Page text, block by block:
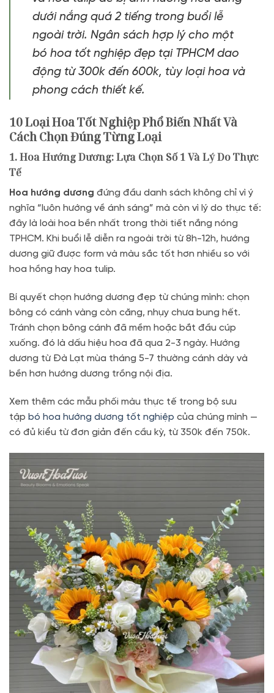
dưới nắng quá 2 tiếng trong buổi lễ
ngoài trời. Ngân sách hợp lý cho một
bó hoa tốt nghiệp đẹp tại TPHCM dao
động từ 300k đến 600k, tùy loại hoa và
phong cách thiết kế.
10 Loại Hoa Tốt Nghiệp Phổ Biến Nhất Và
Cách Chọn Đúng Từng Loại
1. Hoa Hướng Dương: Lựa Chọn Số 1 Và Lý Do Thực
Tế
Hoa hướng dương đứng đầu danh sách không chỉ vì ý
nghĩa “luôn hướng về ánh sáng” mà còn vì lý do thực tế:
đây là loài hoa bền nhất trong thời tiết nắng nóng
TPHCM. Khi buổi lễ diễn ra ngoài trời từ 8h-12h, hướng
dương giữ được form và màu sắc tốt hơn nhiều so với
hoa hồng hay hoa tulip.
Bí quyết chọn hướng dương đẹp từ chúng mình: chọn
bông có cánh vàng còn căng, nhụy chưa bung hết.
Tránh chọn bông cánh đã mềm hoặc bắt đầu cúp
xuống. đó là dấu hiệu hoa đã qua 2-3 ngày. Hướng
dương từ Đà Lạt mùa tháng 5-7 thường cánh dày và
bền hơn hướng dương trồng nội địa.
Xem thêm các mẫu phối màu thực tế trong bộ sưu
tập bó hoa hướng dương tốt nghiệp của chúng mình —
có đủ kiểu từ đơn giản đến cầu kỳ, từ 350k đến 750k.